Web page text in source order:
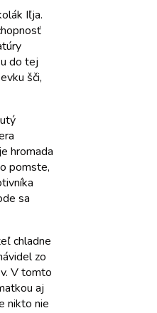
Iľja.
do tej
šči,
hromada
pomste,
sa
chladne
zo
V tomto
aj
nikto nie